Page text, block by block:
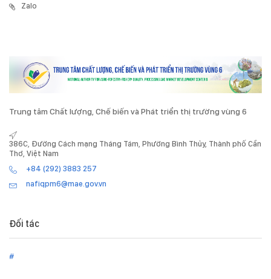
Zalo
Trung tâm Chất lượng, Chế biến và Phát triển thị trường vùng 6
386C, Đường Cách mạng Tháng Tám, Phường Bình Thủy, Thành phố Cần
Thơ, Việt Nam
+84 (292) 3883 257
nafiqpm6@mae.gov.vn
Đối tác
#